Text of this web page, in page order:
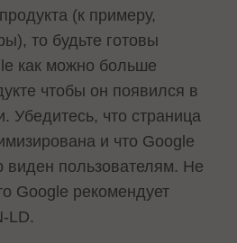
(к примеру,
то будьте готовы
как можно больше
чтобы он появился в
Убедитесь, что страница
и что Google
виден пользователям. Не
Google рекомендует
LD.